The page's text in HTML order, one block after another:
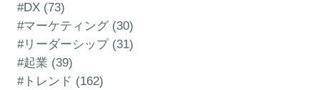
#DX (73)
#マーケティング (30)
#リーダーシップ (31)
#起業 (39)
#トレンド (162)